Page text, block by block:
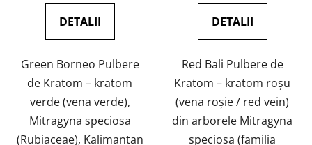
5,0
stele.
DETALII
Green Borneo Pulbere
de Kratom – kratom
verde (vena verde),
Mitragyna speciosa
(Rubiaceae), Kalimantan
5,0
stele.
DETALII
Red Bali Pulbere de
Kratom – kratom roșu
(vena roșie / red vein)
din arborele Mitragyna
speciosa (familia